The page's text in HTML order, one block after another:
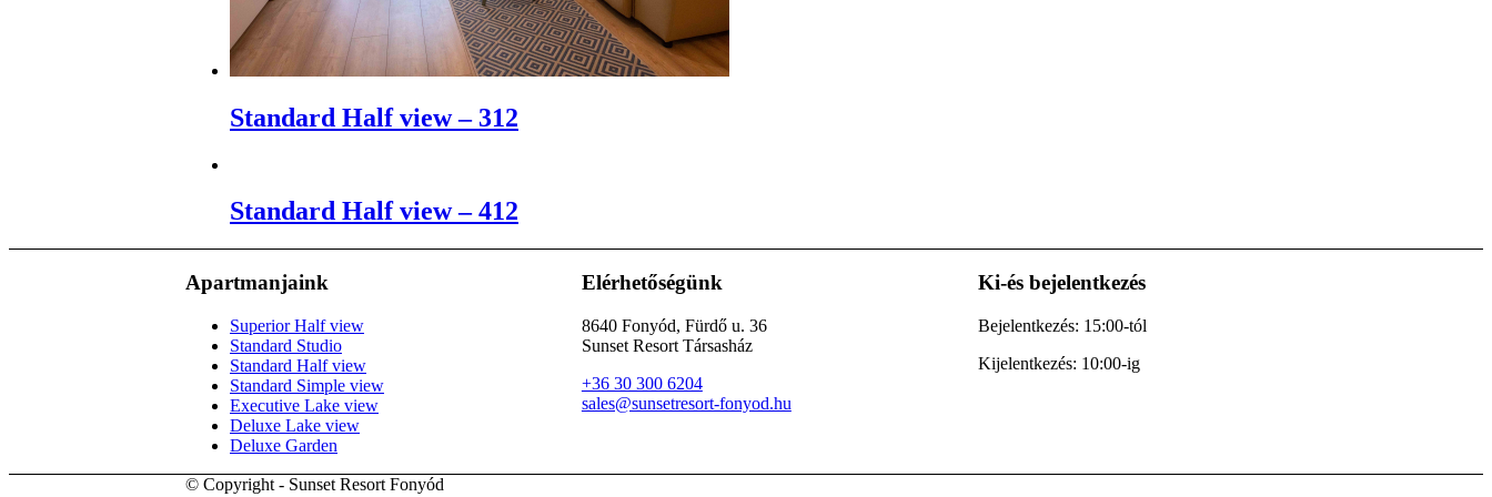
Standard Half view – 312
Standard Half view – 412
Apartmanjaink
Superior Half view
Standard Studio
Standard Half view
Standard Simple view
Executive Lake view
Deluxe Lake view
Deluxe Garden
Elérhetőségünk
8640 Fonyód, Fürdő u. 36
Sunset Resort Társasház
+36 30 300 6204
sales@sunsetresort-fonyod.hu
Ki-és bejelentkezés
Bejelentkezés: 15:00-tól
Kijelentkezés: 10:00-ig
© Copyright - Sunset Resort Fonyód